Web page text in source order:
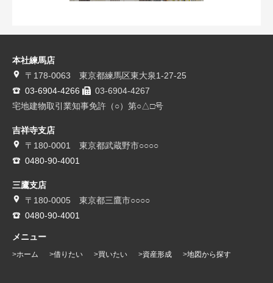
本社練馬店
〒178-0063 東京都練馬区東大泉1-27-25
03-6904-4266
03-6904-4267
宅地建物取引業知事免許（○）第○△□号
吉祥寺支店
〒180-0001 東京都武蔵野市○○○○
0480-90-4001
三鷹支店
〒180-0005 東京都三鷹市○○○○
0480-90-4001
メニュー
ホーム 借りたい 買いたい 資産形成 地図から探す